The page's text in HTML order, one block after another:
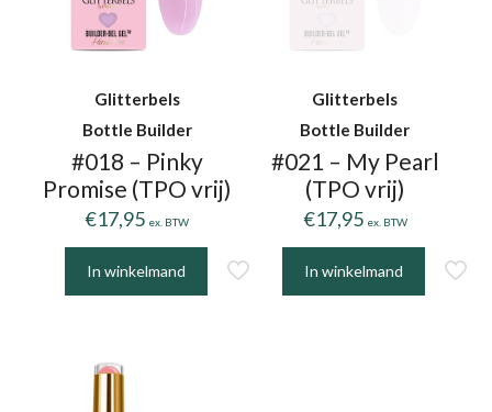
Glitterbels
Bottle Builder
#018 – Pinky
Promise (TPO vrij)
€17,95 ex. BTW
In winkelmand
Glitterbels
Bottle Builder
#021 – My Pearl
(TPO vrij)
€17,95 ex. BTW
In winkelmand